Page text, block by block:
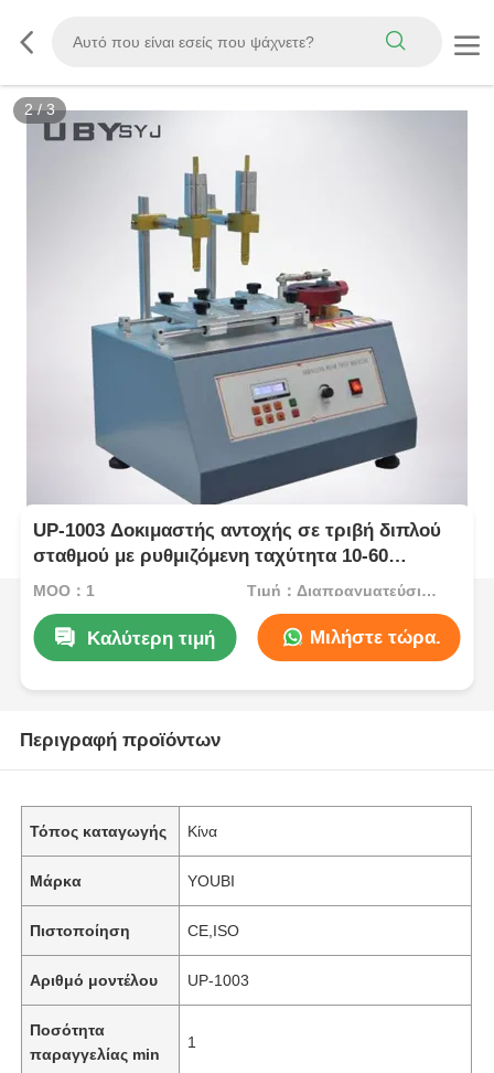
3/3
UP-1003 Δοκιμαστής αντοχής σε τριβή διπλού
σταθμού με ρυθμιζόμενη ταχύτητα 10-60
κύκλους/min και δοκιμή σκληρότητας μολύβδου
λειτουργίες
MOQ：1 Τιμή：Διαπραγματεύσιμος
Καλύτερη τιμή Μιλήστε τώρα.
Περιγραφή προϊόντων
Τόπος καταγωγής Κίνα
Μάρκα YOUBI
Πιστοποίηση CE,ISO
Αριθμό μοντέλου UP-1003
Ποσότητα
παραγγελίας min
1